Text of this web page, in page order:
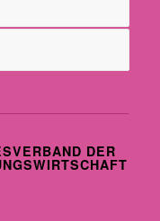
DER